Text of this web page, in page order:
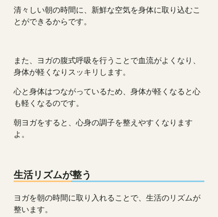
清々しい朝の時間に、新鮮な空気を身体に取り込むこ
とができるからです。
また、ヨガの腹式呼吸を行うことで血流がよくなり、
身体が軽くなりスッキリします。
心と身体はつながっているため、身体が軽くなると心
も軽くなるのです。
朝ヨガをすると、心身の調子を整えやすくなります
よ。
生活リズムが整う
ヨガを朝の時間に取り入れることで、生活のリズムが
整います。